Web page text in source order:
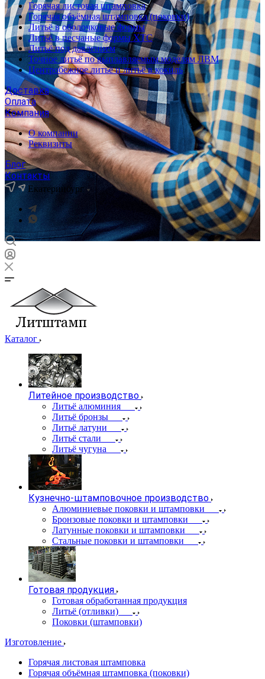
Горячая листовая штамповка
Горячая объёмная штамповка (поковки)
Литьё в оболочковые формы
Литьё в песчаные формы ХТС
Литьё под давлением
Точное литьё по выплавляемым моделям ЛВМ
Центробежное литьё и литьё в кокиль
Доставка
Оплата
Компания
О компании
Реквизиты
Блог
Контакты
Екатеринбург
Каталог
Литейное производство
Литьё алюминия
Литьё бронзы
Литьё латуни
Литьё стали
Литьё чугуна
Кузнечно-штамповочное производство
Алюминиевые поковки и штамповки
Бронзовые поковки и штамповки
Латунные поковки и штамповки
Стальные поковки и штамповки
Готовая продукция
Готовая обработанная продукция
Литьё (отливки)
Поковки (штамповки)
Изготовление
Горячая листовая штамповка
Горячая объёмная штамповка (поковки)